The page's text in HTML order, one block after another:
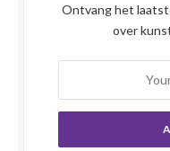
Ontvang het
over